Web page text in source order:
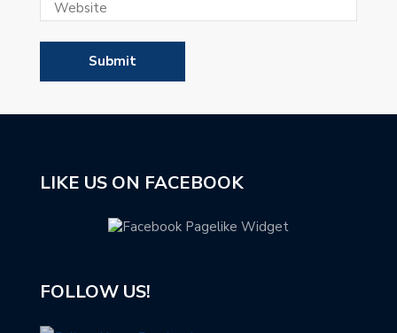
LIKE US ON FACEBOOK
FOLLOW US!